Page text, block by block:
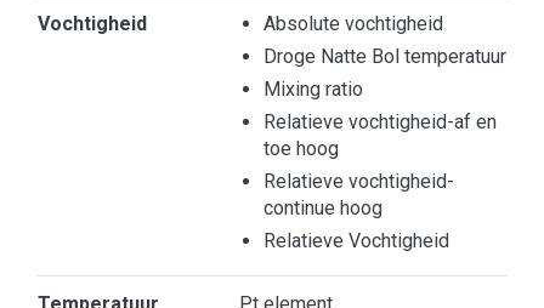
Vochtigheid
Absolute vochtigheid
Droge Natte Bol temperatuur
Mixing ratio
Relatieve vochtigheid-af en
toe hoog
Relatieve vochtigheid-
continue hoog
Relatieve Vochtigheid